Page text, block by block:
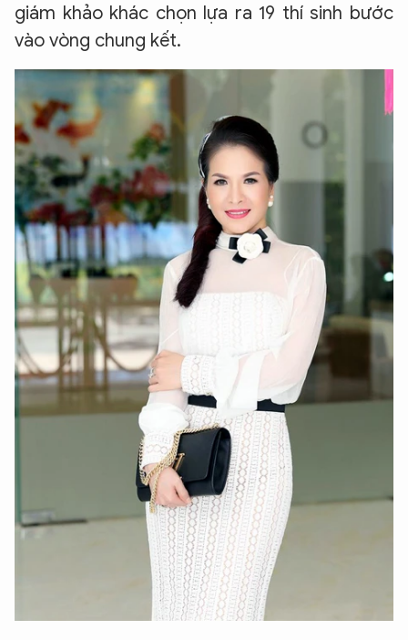
giám khảo khác chọn lựa ra 19 thí sinh bước
vào vòng chung kết.